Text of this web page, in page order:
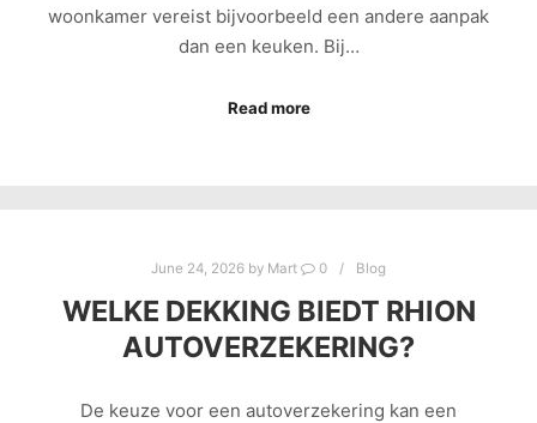
woonkamer vereist bijvoorbeeld een andere aanpak
dan een keuken. Bij…
Read more
June 24, 2026 by Mart 0 Blog
WELKE DEKKING BIEDT RHION
AUTOVERZEKERING?
De keuze voor een autoverzekering kan een